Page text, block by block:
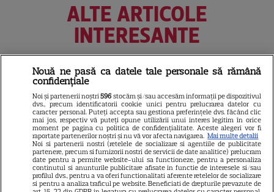
ALTE ARTICOLE
INTERESANTE
16
Noutăți Netflix în august 2026:
Robert De Niro, „Nosferatu” și
noile sezoane din „Outer
Banks” și „Un veac de
singurătate”
Nouă ne pasă ca datele tale personale să rămână
confidențiale
Noi și partenerii noștri596 stocăm și/sau accesăm informații pe dispozitivul
dvs., precum identificatorii cookie unici pentru prelucrarea datelor cu
caracter personal. Puteți accepta sau gestiona preferințele dvs. făcând clic
mai jos, respectiv vă puteți opune utilizării unui interes legitim în orice
moment pe pagina cu politica de confidențialitate. Aceste alegeri vor fi
raportate partenerilor noștri și nu vă vor afecta navigarea. Mai multe detalii
Noi si partenerii nostri (retelele de socializare si agentiile de publicitate
partenere, precum si furnizorii nostri de servicii de date analitice) prelucram
date pentru a permite website-ului sa functioneze, pentru a personaliza
continutul si anunturile publicitare afisate in functie de interesele si/sau
profilul dvs., pentru a va oferi functionalitati aferente retelelor de socializare
si pentru a analiza traficul pe website. Beneficiati de drepturile prevazute de